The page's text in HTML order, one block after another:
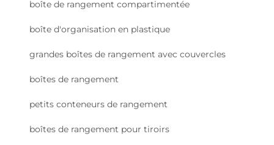
boîte de rangement compartimentée
boîte d'organisation en plastique
grandes boîtes de rangement avec couvercles
boîtes de rangement
petits conteneurs de rangement
boîtes de rangement pour tiroirs